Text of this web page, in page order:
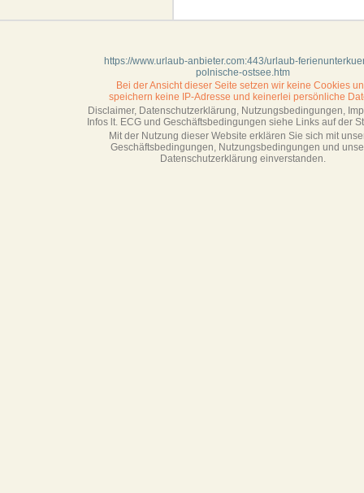
https://www.urlaub-anbieter.com:443/urlaub-
polnische-ostsee.htm
Bei der Ansicht dieser Seite setzen wir keine Cookies
speichern keine IP-Adresse und keinerlei persönliche
Disclaimer, Datenschutzerklärung, Nutzungsbedingungen,
Infos lt. ECG und Geschäftsbedingungen siehe Links auf der
Mit der Nutzung dieser Website erklären Sie sich mit
Geschäftsbedin­gungen, Nutzungsbedingungen und
Datenschutzerklärung einverstanden.